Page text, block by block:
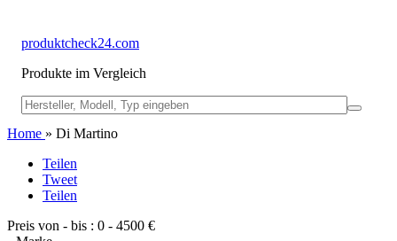
produktcheck24.com
Produkte im Vergleich
Home » Di Martino
Teilen
Tweet
Teilen
Preis von - bis : 0 - 4500 €